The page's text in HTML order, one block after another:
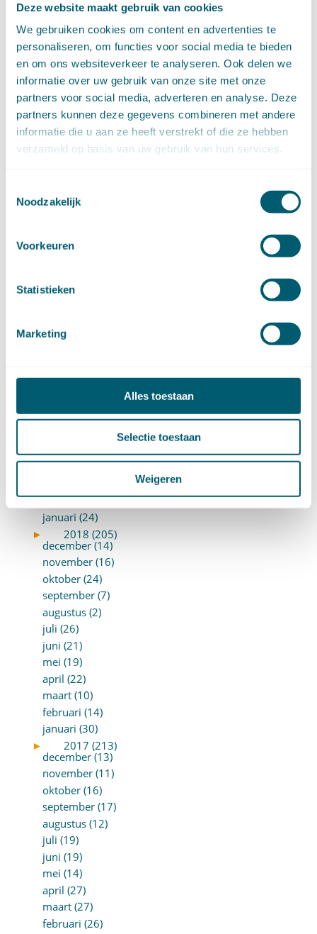
Deze website maakt gebruik van cookies
We gebruiken cookies om content en advertenties te
personaliseren, om functies voor social media te bieden
en om ons websiteverkeer te analyseren. Ook delen we
informatie over uw gebruik van onze site met onze
partners voor social media, adverteren en analyse. Deze
partners kunnen deze gegevens combineren met andere
informatie die u aan ze heeft verstrekt of die ze hebben
verzameld op basis van uw gebruik van hun services.
Noodzakelijk
Voorkeuren
Statistieken
Marketing
Alles toestaan
Selectie toestaan
Weigeren
juni (14)
mei (6)
april (11)
maart (14)
februari (11)
januari (15)
►
2020 (154)
december (6)
november (14)
oktober (14)
juli (20)
mei (12)
februari (12)
december (8)
juli (10)
mei (14)
april (18)
februari (14)
januari (24)
►
2018 (205)
december (14)
november (16)
oktober (24)
september (7)
augustus (2)
juli (26)
juni (21)
mei (19)
april (22)
maart (10)
februari (14)
januari (30)
►
2017 (213)
december (13)
november (11)
oktober (16)
september (17)
augustus (12)
juli (19)
juni (19)
mei (14)
april (27)
maart (27)
februari (26)